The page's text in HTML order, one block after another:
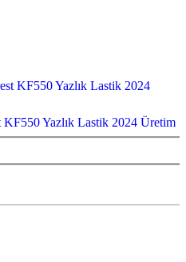
Yazlık Lastik 2024 Üretim